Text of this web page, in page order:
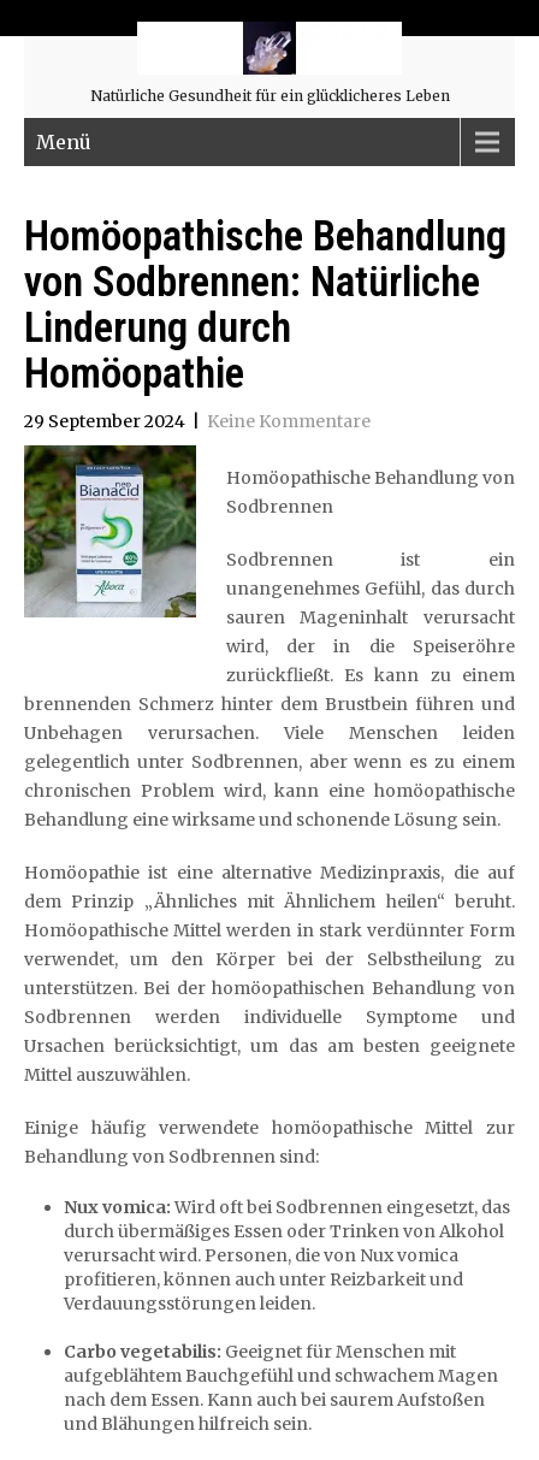
Natürliche Gesundheit für ein glücklicheres Leben
Menü
Homöopathische Behandlung
von Sodbrennen: Natürliche
Linderung durch
Homöopathie
29 September 2024 Keine Kommentare
Homöopathische Behandlung von
Sodbrennen
Sodbrennen ist ein
unangenehmes Gefühl, das durch
sauren Mageninhalt verursacht
wird, der in die Speiseröhre
zurückfließt. Es kann zu einem
brennenden Schmerz hinter dem Brustbein führen und
Unbehagen verursachen. Viele Menschen leiden
gelegentlich unter Sodbrennen, aber wenn es zu einem
chronischen Problem wird, kann eine homöopathische
Behandlung eine wirksame und schonende Lösung sein.
Homöopathie ist eine alternative Medizinpraxis, die auf
dem Prinzip „Ähnliches mit Ähnlichem heilen“ beruht.
Homöopathische Mittel werden in stark verdünnter Form
verwendet, um den Körper bei der Selbstheilung zu
unterstützen. Bei der homöopathischen Behandlung von
Sodbrennen werden individuelle Symptome und
Ursachen berücksichtigt, um das am besten geeignete
Mittel auszuwählen.
Einige häufig verwendete homöopathische Mittel zur
Behandlung von Sodbrennen sind:
Nux vomica:Wird oft bei Sodbrennen eingesetzt, das
durch übermäßiges Essen oder Trinken von Alkohol
verursacht wird. Personen, die von Nux vomica
profitieren, können auch unter Reizbarkeit und
Verdauungsstörungen leiden.
Carbo vegetabilis: Geeignet für Menschen mit
aufgeblähtem Bauchgefühl und schwachem Magen
nach dem Essen. Kann auch bei saurem Aufstoßen
und Blähungen hilfreich sein.